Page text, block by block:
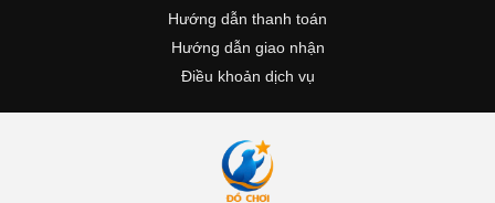
Hướng dẫn thanh toán
Hướng dẫn giao nhận
Điều khoản dịch vụ